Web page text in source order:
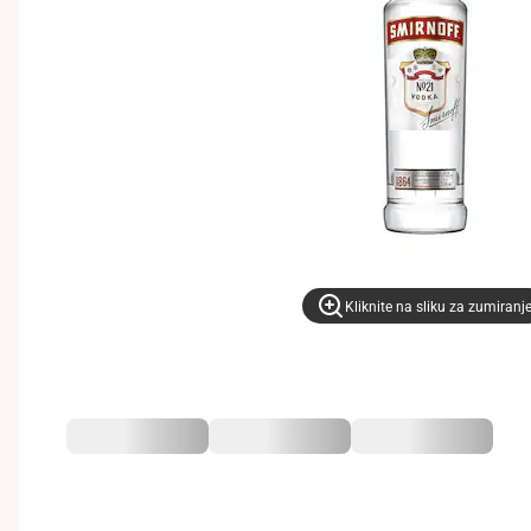
Kliknite na sliku za zumiranje